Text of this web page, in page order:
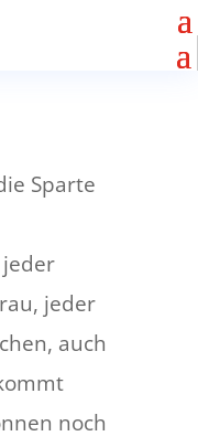
Sparte
jeder
auch
noch